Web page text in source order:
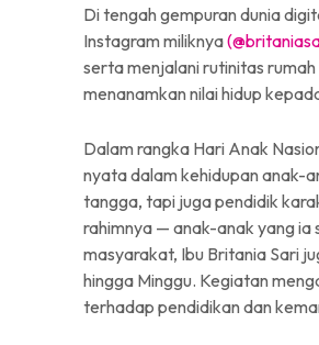
Di tengah gempuran dunia
Instagram miliknya
serta menjalani rutinitas
menanamkan nilai hidup
Dalam rangka Hari Anak
nyata dalam kehidupan anak-
tangga, tapi juga pendidik
rahimnya — anak-anak yang ia
masyarakat, Ibu Britania Sari
hingga Minggu. Kegiatan
terhadap pendidikan dan